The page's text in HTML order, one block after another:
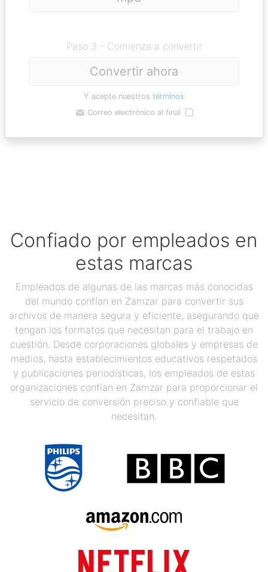
Paso 3 - Comienza a convertir
Convertir ahora
Y acepte nuestros términos
Correo electrónico al final
Confiado por empleados en
estas marcas
Empleados de algunas de las marcas más conocidas
del mundo confían en Zamzar para convertir sus
archivos de manera segura y eficiente, asegurando que
tengan los formatos que necesitan para el trabajo en
cuestión. Desde corporaciones globales y empresas de
medios, hasta establecimientos educativos respetados
y publicaciones periodísticas, los empleados de estas
organizaciones confían en Zamzar para proporcionar el
servicio de conversión preciso y confiable que
necesitan.